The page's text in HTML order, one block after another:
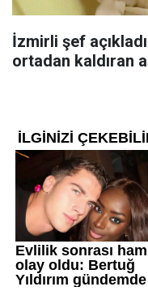
İzmirli şef
ortadan kaldıran